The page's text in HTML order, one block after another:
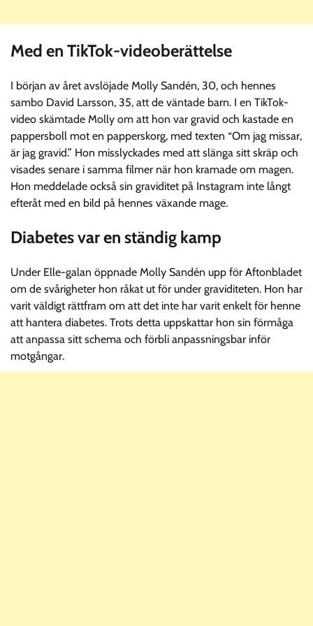
Med en TikTok-videoberättelse
I början av året avslöjade Molly Sandén, 30, och hennes
sambo David Larsson, 35, att de väntade barn. I en TikTok-
video skämtade Molly om att hon var gravid och kastade en
pappersboll mot en papperskorg, med texten “Om jag missar,
är jag gravid.” Hon misslyckades med att slänga sitt skräp och
visades senare i samma filmer när hon kramade om magen.
Hon meddelade också sin graviditet på Instagram inte långt
efteråt med en bild på hennes växande mage.
Diabetes var en ständig kamp
Under Elle-galan öppnade Molly Sandén upp för Aftonbladet
om de svårigheter hon råkat ut för under graviditeten. Hon har
varit väldigt rättfram om att det inte har varit enkelt för henne
att hantera diabetes. Trots detta uppskattar hon sin förmåga
att anpassa sitt schema och förbli anpassningsbar inför
motgångar.